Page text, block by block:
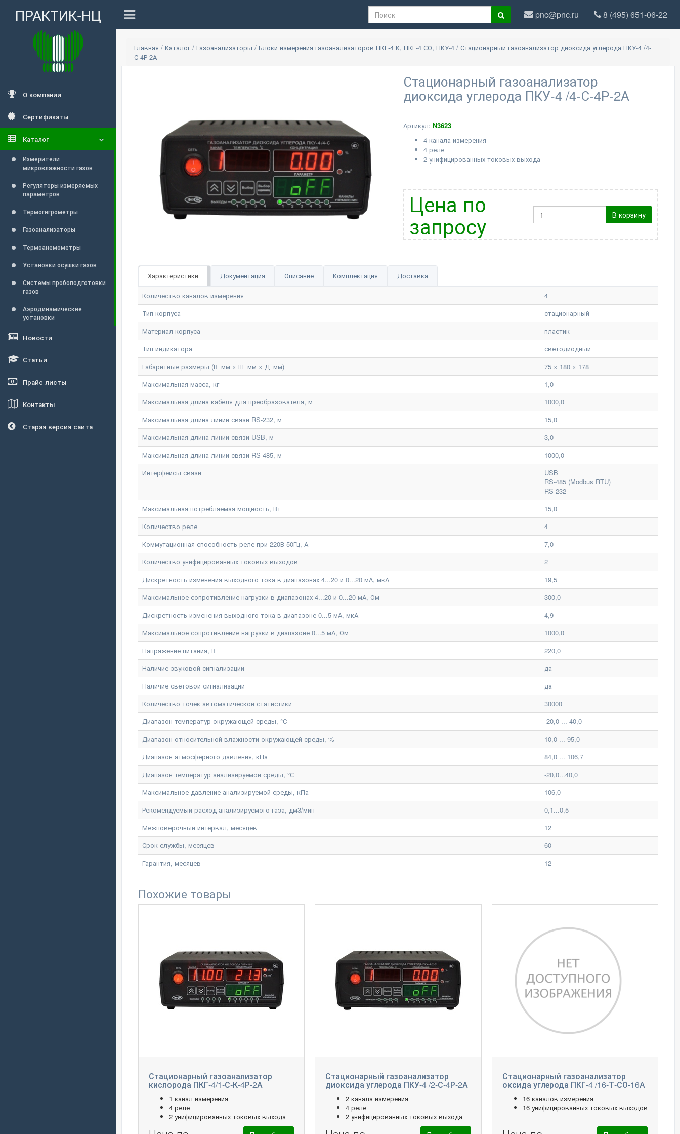
ПРАКТИК-НЦ
О компании
Сертификаты
Каталог
Измерители
микровлажности газов
Регуляторы измеряемых
параметров
Термогигрометры
Газоанализаторы
Термоанемометры
Установки осушки газов
Системы пробоподготовки
газов
Аэродинамические
установки
Новости
Статьи
Прайс-листы
Контакты
Старая версия сайта
8 (495) 651-06-22
pnc@pnc.ru
Главная / Каталог/ Газоанализаторы / Блоки измерения газоанализаторов ПКГ-4 К, ПКГ-4 СО, ПКУ-4 / Стационарный газоанализатор диоксида углерода ПКУ-4 /4-
С-4Р-2А
Стационарный газоанализатор
диоксида углерода ПКУ-4 /4-С-4Р-2А
Артикул: N3623
4 канала измерения
4 реле
2 унифицированных токовых выхода
Цена по
запросу В корзину
Характеристики Документация Описание Комплектация Доставка
Количество каналов измерения
4
Тип корпуса
стационарный
Материал корпуса
пластик
Тип индикатора
светодиодный
Габаритные размеры (В_мм × Ш_мм × Д_мм)
75 × 180 × 178
Максимальная масса, кг
1,0
Максимальная длина кабеля для преобразователя, м
1000,0
Максимальная длина линии связи RS-232, м
15,0
Максимальная длина линии связи USB, м
3,0
Максимальная длина линии связи RS-485, м
1000,0
Интерфейсы связи
USB
RS-485 (Modbus RTU)
RS-232
Максимальная потребляемая мощность, Вт
15,0
Количество реле
4
Коммутационная способность реле при 220В 50Гц, А
7,0
Количество унифицированных токовых выходов
2
Дискретность изменения выходного тока в диапазонах 4...20 и 0...20 мА, мкА
19,5
Максимальное сопротивление нагрузки в диапазонах 4...20 и 0...20 мА, Ом
300,0
Дискретность изменения выходного тока в диапазоне 0...5 мА, мкА
4,9
Максимальное сопротивление нагрузки в диапазоне 0...5 мА, Ом
1000,0
Напряжение питания, В
220,0
Наличие звуковой сигнализации
да
Наличие световой сигнализации
да
Количество точек автоматической статистики
30000
Диапазон температур окружающей среды, °С
-20,0 ... 40,0
Диапазон относительной влажности окружающей среды, %
10,0 ... 95,0
Диапазон атмосферного давления, кПа
84,0 ... 106,7
Диапазон температур анализируемой среды, °С
-20,0...40,0
Максимальное давление анализируемой среды, кПа
106,0
Рекомендуемый расход анализируемого газа, дм3/мин
0,1...0,5
Межповерочный интервал, месяцев
12
Срок службы, месяцев
60
Гарантия, месяцев
12
Похожие товары
Стационарный газоанализатор
кислорода ПКГ-4/1-С-К-4Р-2А
1 канал измерения
4 реле
2 унифицированных токовых выхода
Стационарный газоанализатор
диоксида углерода ПКУ-4 /2-С-4Р-2А
2 канала измерения
4 реле
2 унифицированных токовых выхода
Стационарный газоанализатор
оксида углерода ПКГ-4 /16-Т-СО-16А
16 каналов измерения
16 унифицированных токовых выходов